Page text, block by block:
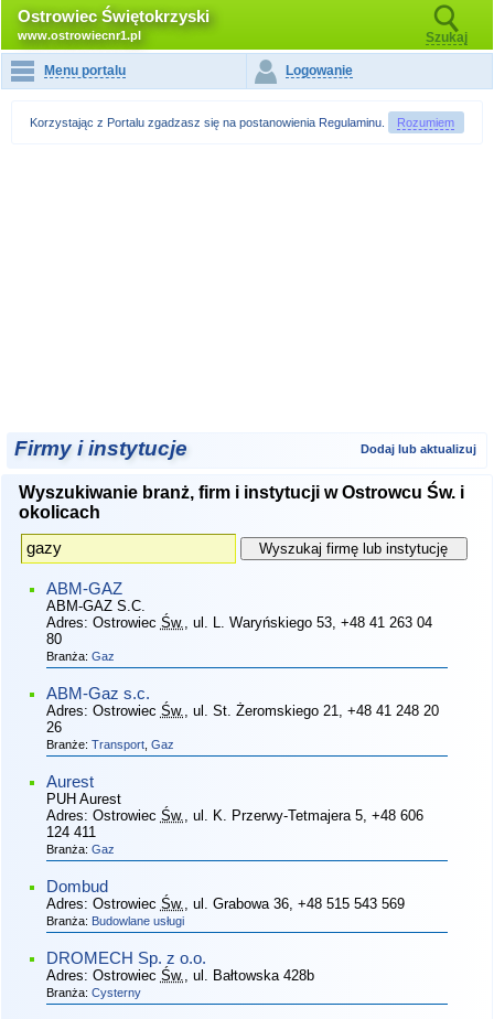
Ostrowiec Świętokrzyski
www.ostrowiecnr1.pl Szukaj
Menu portalu Logowanie
Korzystając z Portalu zgadzasz się na postanowienia Regulaminu Rozumiem
Firmy i instytucje Dodaj lub aktualizuj
Wyszukiwanie branż, firm i instytucji w Ostrowcu Św. i
okolicach
ABM-GAZ
ABM-GAZ S.C.
Adres: Ostrowiec Św. , ul. L. Waryńskiego 53, +48 41 263 04
80
Branża: Gaz
ABM-Gaz s.c.
Adres: Ostrowiec Św. , ul. St. Żeromskiego 21
, +48 41 248 20
26
Branże: Transport, Gaz
Aurest
PUH Aurest
Adres: Ostrowiec Św. , ul. K. Przerwy-Tetmajera 5, +48 606
124 411
Branża: Gaz
Dombud
Adres: Ostrowiec Św. , ul. Grabowa 36, +48 515 543 569
Branża: Budowlane usługi
DROMECH Sp. z o.o.
Adres: Ostrowiec Św. , ul. Bałtowska 428b
Branża: Cysterny